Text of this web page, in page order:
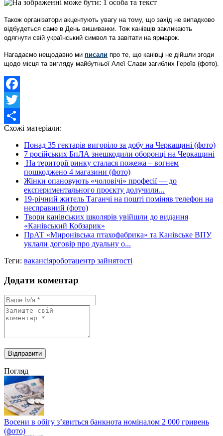
Також організатори акцентують увагу на тому, що захід не випадково
відбудеться саме в День вишиванки. Тож канівців закликають
одягнути свій український символ та завітати на ярмарок.
Нагадаємо нещодавно ми писали про те, що канівці не дійшли згоди
щодо місця та вигляду майбутньої Алеї Слави загиблих Героїв (фото).
Facebook
Twitter
Share
Схожі матеріали:
Понад 35 гектарів вигоріло за добу на Черкащині (фото)
7 російських БпЛА знешкодили оборонці на Черкащині
На території ринку сталася пожежа – вогнем
пошкоджено 4 магазини (фото)
Жінки опановують «чоловічі» професії — до
експериментального проєкту долучили...
19-річний житель Таганчі на пошті поміняв телефон на
несправний (фото)
Твори канівських школярів увійшли до видання
«Канівський Кобзарик»
ПрАТ «Миронівська птахофабрика» та Канівське ВПУ
уклали договір про дуальну о...
Теги: вакансіяроботацентр зайнятості
Додати коментар
Погляд
Восени в обігу з’явиться банкнота номіналом 2 000 гривень
(фото)